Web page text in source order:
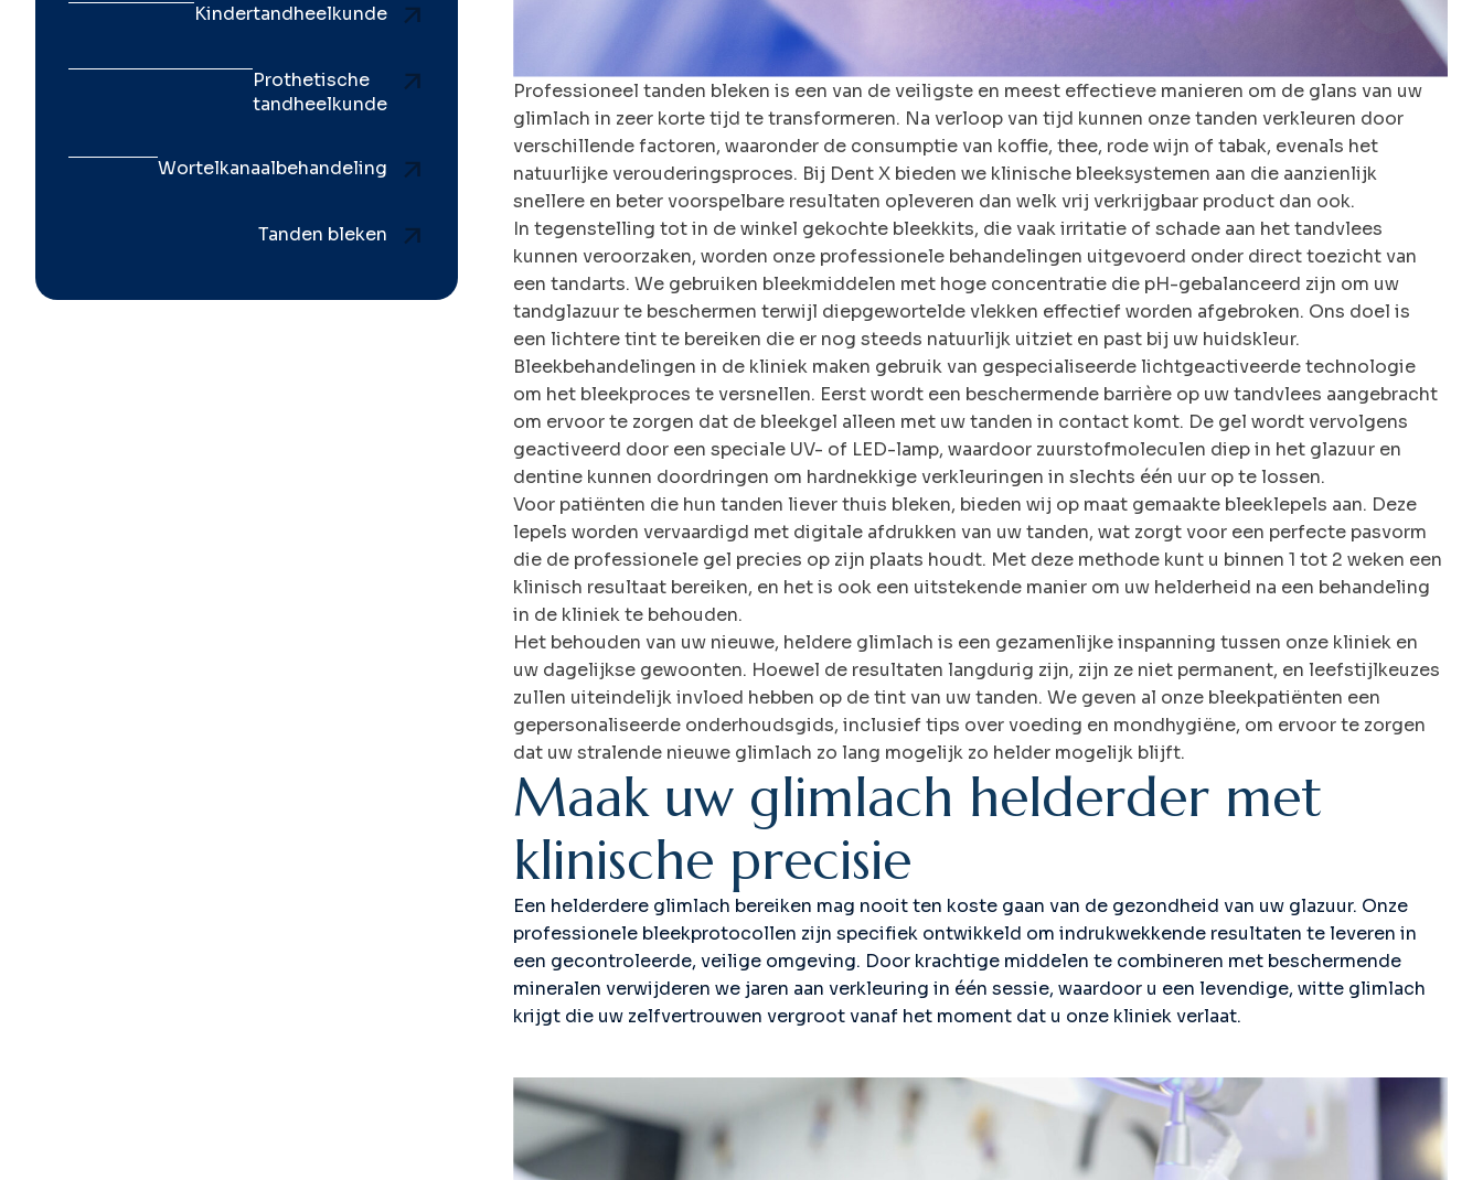
Kindertandheelkunde
Prothetische
tandheelkunde
Wortelkanaalbehandeling
Tanden bleken
Professioneel tanden bleken is een van de veiligste en meest effectieve manieren om de glans van uw
glimlach in zeer korte tijd te transformeren. Na verloop van tijd kunnen onze tanden verkleuren door
verschillende factoren, waaronder de consumptie van koffie, thee, rode wijn of tabak, evenals het
natuurlijke verouderingsproces. Bij Dent X bieden we klinische bleeksystemen aan die aanzienlijk
snellere en beter voorspelbare resultaten opleveren dan welk vrij verkrijgbaar product dan ook.
In tegenstelling tot in de winkel gekochte bleekkits, die vaak irritatie of schade aan het tandvlees
kunnen veroorzaken, worden onze professionele behandelingen uitgevoerd onder direct toezicht van
een tandarts. We gebruiken bleekmiddelen met hoge concentratie die pH-gebalanceerd zijn om uw
tandglazuur te beschermen terwijl diepgewortelde vlekken effectief worden afgebroken. Ons doel is
een lichtere tint te bereiken die er nog steeds natuurlijk uitziet en past bij uw huidskleur.
Bleekbehandelingen in de kliniek maken gebruik van gespecialiseerde lichtgeactiveerde technologie
om het bleekproces te versnellen. Eerst wordt een beschermende barrière op uw tandvlees aangebracht
om ervoor te zorgen dat de bleekgel alleen met uw tanden in contact komt. De gel wordt vervolgens
geactiveerd door een speciale UV- of LED-lamp, waardoor zuurstofmoleculen diep in het glazuur en
dentine kunnen doordringen om hardnekkige verkleuringen in slechts één uur op te lossen.
Voor patiënten die hun tanden liever thuis bleken, bieden wij op maat gemaakte bleeklepels aan. Deze
lepels worden vervaardigd met digitale afdrukken van uw tanden, wat zorgt voor een perfecte pasvorm
die de professionele gel precies op zijn plaats houdt. Met deze methode kunt u binnen 1 tot 2 weken een
klinisch resultaat bereiken, en het is ook een uitstekende manier om uw helderheid na een behandeling
in de kliniek te behouden.
Het behouden van uw nieuwe, heldere glimlach is een gezamenlijke inspanning tussen onze kliniek en
uw dagelijkse gewoonten. Hoewel de resultaten langdurig zijn, zijn ze niet permanent, en leefstijlkeuzes
zullen uiteindelijk invloed hebben op de tint van uw tanden. We geven al onze bleekpatiënten een
gepersonaliseerde onderhoudsgids, inclusief tips over voeding en mondhygiëne, om ervoor te zorgen
dat uw stralende nieuwe glimlach zo lang mogelijk zo helder mogelijk blijft.
Maak uw glimlach helderder met
klinische precisie
Een helderdere glimlach bereiken mag nooit ten koste gaan van de gezondheid van uw glazuur. Onze
professionele bleekprotocollen zijn specifiek ontwikkeld om indrukwekkende resultaten te leveren in
een gecontroleerde, veilige omgeving. Door krachtige middelen te combineren met beschermende
mineralen verwijderen we jaren aan verkleuring in één sessie, waardoor u een levendige, witte glimlach
krijgt die uw zelfvertrouwen vergroot vanaf het moment dat u onze kliniek verlaat.